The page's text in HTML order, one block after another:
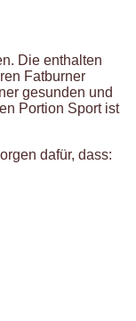
Die enthalten
Fatburner
gesunden und
Portion Sport ist
dafür, dass: